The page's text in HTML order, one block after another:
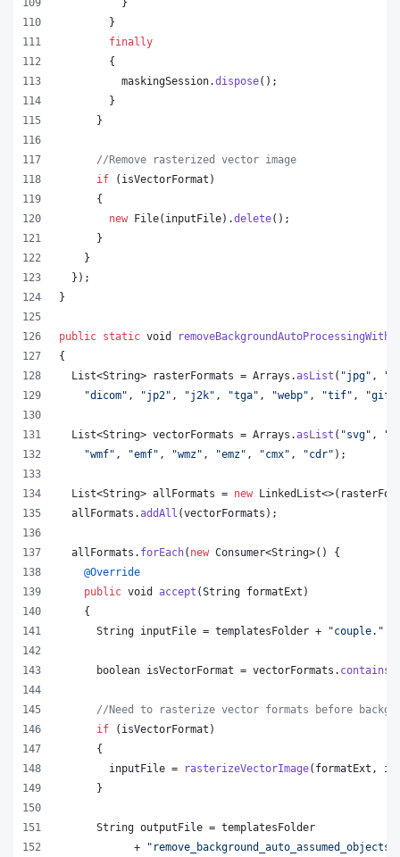
        }
finally
        {
maskingSession.dispose();
        }
      }
//Remove rasterized vector image
if ( isVectorFormat )
      {
new File( inputFile).delete();
      }
    }
  });
}
public static void
{
List<String> rasterFormats = Arrays .asList ( "jpg" ,
"dicom" , "jp2" , "j2k" , "tga" , "webp" , "tif" , "gif"
List<String> vectorFormats = Arrays .asList ( "svg" ,
"wmf" , "emf" , "wmz" , "emz" , "cmx" , "cdr" );
List<String> allFormats = new LinkedList<>(
allFormats .addAll (vectorFormats );
allFormats . forEach( new Consumer<String>() {
@Override
public void accept (String formatExt )
    {
String inputFile = templatesFolder + "couple."
boolean isVectorFormat = vectorFormats . contains
//Need to rasterize vector formats before
if ( isVectorFormat )
      {
inputFile = rasterizeVectorImage( formatExt ,
      }
String outputFile = templatesFolder
            +